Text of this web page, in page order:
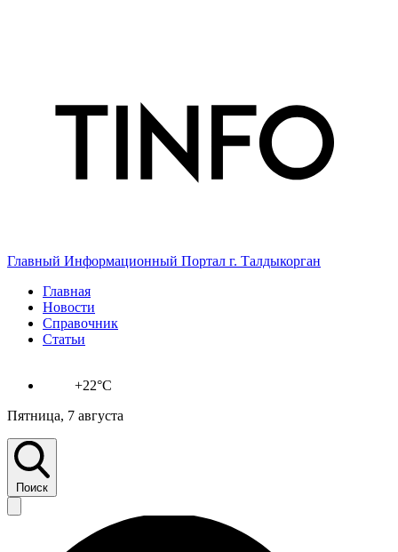
Главный Информационный Портал г. Талдыкорган
Главная
Новости
Справочник
Статьи
+22°C
Пятница, 7 августа
Поиск